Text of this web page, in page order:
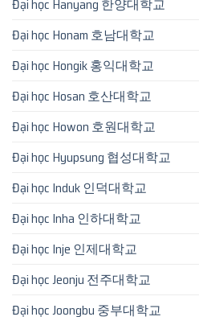
Đại học Hanyang 한양대학교
Đại học Honam 호남대학교
Đại học Hongik 홍익대학교
Đại học Hosan 호산대학교
Đại học Howon 호원대학교
Đại học Hyupsung 협성대학교
Đại học Induk 인덕대학교
Đại học Inha 인하대학교
Đại học Inje 인제대학교
Đại học Jeonju 전주대학교
Đại học Joongbu 중부대학교